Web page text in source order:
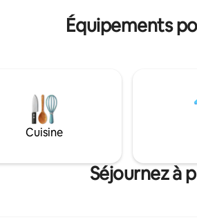
de la vie au bord du lac, avec des
des magasins et les pubs du
* terrasse au bord du lac ; * foyer
; * table de feu ; *balançoire en
Barbecue au gaz *Chaloupe
; *planches de stand-up paddle ; *
2
Équipements
Cuisine
Séjournez à